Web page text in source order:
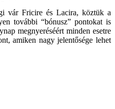
vár Fricire és Lacira, köztük a
további “bónusz” pontokat is
megnyeréséért minden esetre
amiken nagy jelentősége lehet